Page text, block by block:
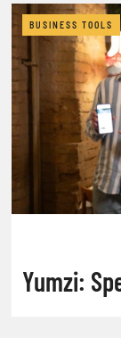
BUSINESS TOOLS
Yumzi: